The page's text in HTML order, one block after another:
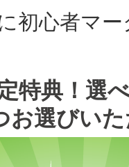
初心者マ
特典！選
お選びい